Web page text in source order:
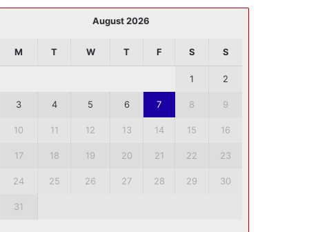
August 2026
M T W T F S S
1 2
3 4 5 6 7 8 9
10 11 12 13 14 15 16
17 18 19 20 21 22 23
24 25 26 27 28 29 30
31